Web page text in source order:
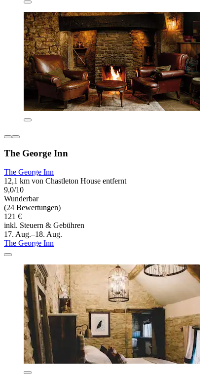
The George Inn
The George Inn
12,1 km von Chastleton House entfernt
9,0/10
Wunderbar
(24 Bewertungen)
121 €
inkl. Steuern & Gebühren
17. Aug.–18. Aug.
The George Inn